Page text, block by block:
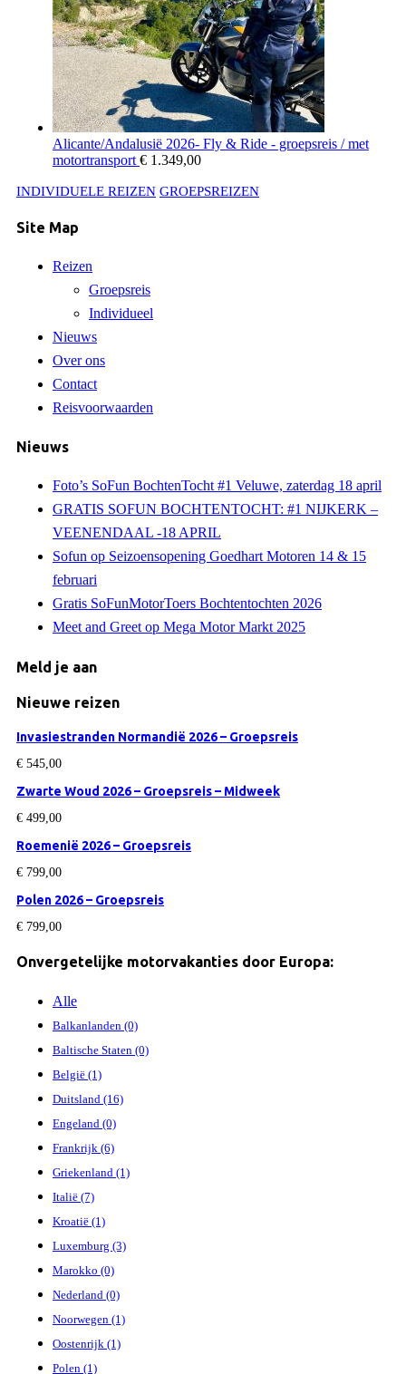
Alicante/Andalusië 2026- Fly & Ride - groepsreis / met
motortransport € 1.349,00
INDIVIDUELE REIZEN GROEPSREIZEN
Site Map
Reizen
Groepsreis
Individueel
Nieuws
Over ons
Contact
Reisvoorwaarden
Nieuws
Foto’s SoFun BochtenTocht #1 Veluwe, zaterdag 18 april
GRATIS SOFUN BOCHTENTOCHT: #1 NIJKERK –
VEENENDAAL -18 APRIL
Sofun op Seizoensopening Goedhart Motoren 14 & 15
februari
Gratis SoFunMotorToers Bochtentochten 2026
Meet and Greet op Mega Motor Markt 2025
Meld je aan
Nieuwe reizen
Invasiestranden Normandië 2026 – Groepsreis
€ 545,00
Zwarte Woud 2026 – Groepsreis – Midweek
€ 499,00
Roemenië 2026 – Groepsreis
€ 799,00
Polen 2026 – Groepsreis
€ 799,00
Onvergetelijke motorvakanties door Europa:
Alle
Balkanlanden (0)
Baltische Staten (0)
België (1)
Duitsland (16)
Engeland (0)
Frankrijk (6)
Griekenland (1)
Italië (7)
Kroatië (1)
Luxemburg (3)
Marokko (0)
Nederland (0)
Noorwegen (1)
Oostenrijk (1)
Polen (1)